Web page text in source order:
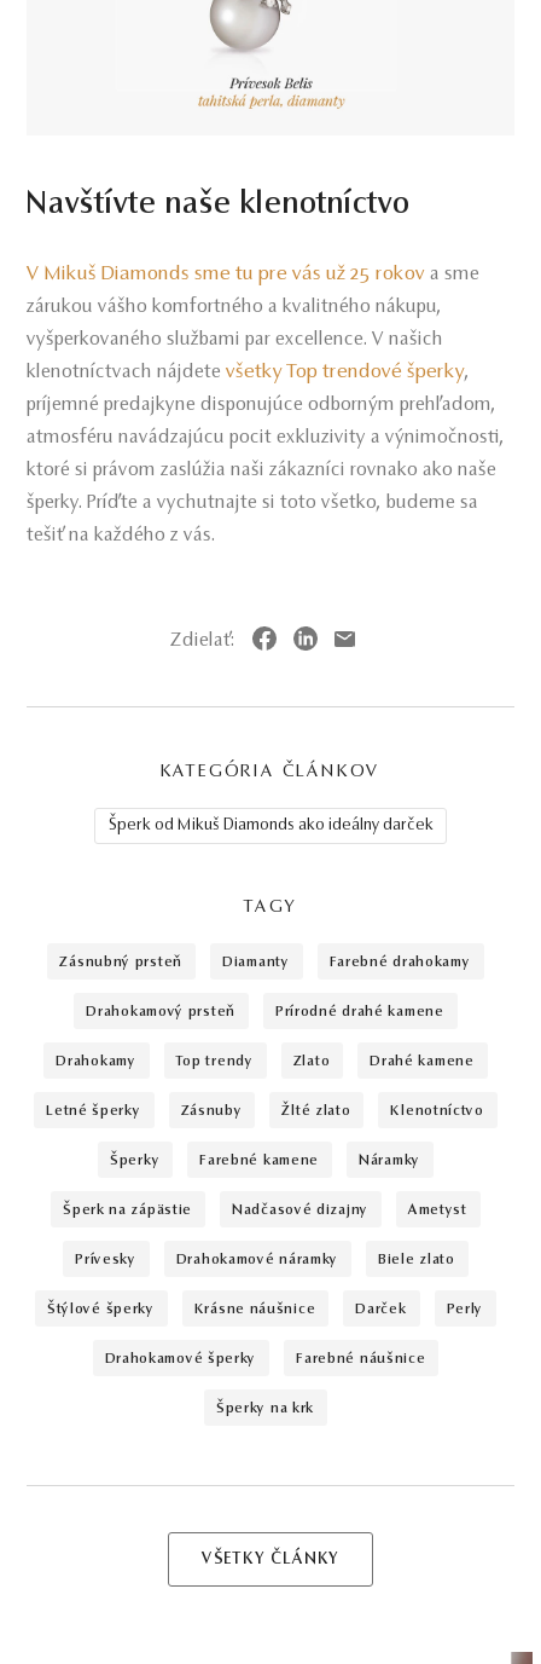
Navštívte naše klenotníctvo
V Mikuš Diamonds sme tu pre vás už 25 rokov a sme
zárukou vášho komfortného a kvalitného nákupu,
vyšperkovaného službami par excellence. V našich
klenotníctvach nájdetevšetky Top trendové šperky,
príjemné predajkyne disponujúce odborným prehľadom,
atmosféru navádzajúcu pocit exkluzivity a výnimočnosti,
ktoré si právom zaslúžia naši zákazníci rovnako ako naše
šperky. Príďte a vychutnajte si toto všetko, budeme sa
tešiť na každého z vás.
Zdielať:
KATEGÓRIA ČLÁNKOV
Šperk od Mikuš Diamonds ako ideálny darček
TAGY
zásnubný prsteň diamanty farebné drahokamy
drahokamový prsteň prírodné drahé kamene
drahokamy top trendy zlato drahé kamene
letné šperky zásnuby žlté zlato klenotníctvo
šperky farebné kamene náramky
šperk na zápästie nadčasové dizajny ametyst
prívesky drahokamové náramky biele zlato
štýlové šperky krásne náušnice darček perly
drahokamové šperky farebné náušnice
šperky na krk
VŠETKY ČLÁNKY